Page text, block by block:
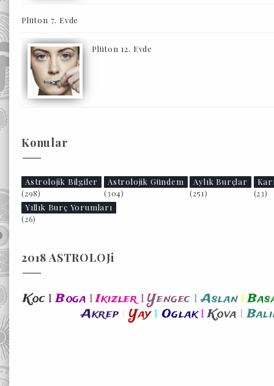
Plüton 7. Evde
Plüton 12. Evde
Konular
Astrolojik Bilgiler
(298)
Astrolojik Gündem
(304)
Aylık Burçlar
(251)
(23)
Yıllık Burç Yorumları
(26)
2018 ASTROLOJi
Koc I Boga I Ikizler I Yengec I Aslan I
Akrep
Yay I Oglak I Kova I